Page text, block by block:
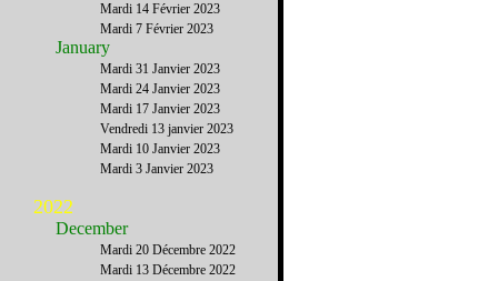
Mardi 14 Février 2023
Mardi 7 Février 2023
January
Mardi 31 Janvier 2023
Mardi 24 Janvier 2023
Mardi 17 Janvier 2023
Vendredi 13 janvier 2023
Mardi 10 Janvier 2023
Mardi 3 Janvier 2023
2022
December
Mardi 20 Décembre 2022
Mardi 13 Décembre 2022